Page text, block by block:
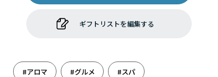
ギフトリストを編集する
#アロマ #グルメ #スパ